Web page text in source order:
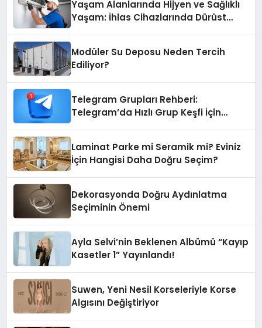
Yaşam Alanlarında Hijyen ve Sağlıklı
Yaşam: İhlas Cihazlarında Dürüst
Modüler Su Deposu Neden Tercih
Ediliyor?
Telegram Grupları Rehberi:
Telegram’da Hızlı Grup Keşfi İçin
Laminat Parke mi Seramik mi? Eviniz
İçin Hangisi Daha Doğru Seçim?
Dekorasyonda Doğru Aydınlatma
Seçiminin Önemi
Ayla Selvi’nin Beklenen Albümü “Kayıp
Kasetler 1” Yayınlandı!
Suwen, Yeni Nesil Korseleriyle Korse
Algısını Değiştiriyor